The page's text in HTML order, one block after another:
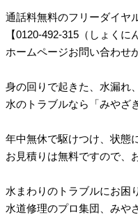
通話料無料のフリーダイヤ
【0120-492-315（しょく
ホームページお問い合わせ
身の回りで起きた、水漏れ
水のトラブルなら「みやざ
年中無休で駆けつけ、状態
お見積りは無料ですので、
水まわりのトラブルにお困
水道修理のプロ集団、みや